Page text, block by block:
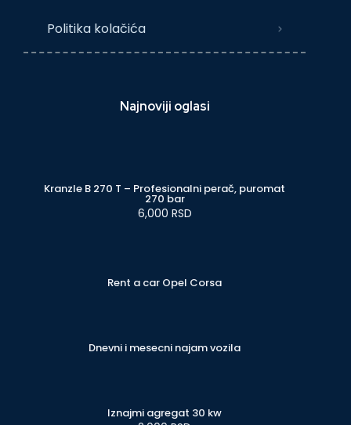
Politika kolačića
Najnoviji oglasi
Kranzle B 270 T – Profesionalni perač, puromat
270 bar
6,000 RSD
Rent a car Opel Corsa
Dnevni i mesecni najam vozila
Iznajmi agregat 30 kw